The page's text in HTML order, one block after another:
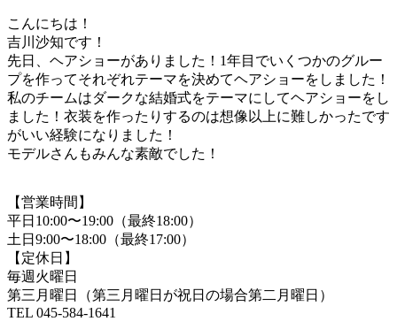
こんにちは！
吉川沙知です！
先日、ヘアショーがありました！1年目でいくつかのグルー
プを作ってそれぞれテーマを決めてヘアショーをしました！
私のチームはダークな結婚式をテーマにしてヘアショーをし
ました！衣装を作ったりするのは想像以上に難しかったです
がいい経験になりました！
モデルさんもみんな素敵でした！
【営業時間】
平日10:00〜19:00（最終18:00）
土日9:00〜18:00（最終17:00）
【定休日】
毎週火曜日
第三月曜日（第三月曜日が祝日の場合第二月曜日）
TEL 045-584-1641